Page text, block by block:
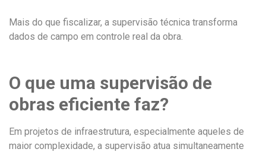
Mais do que fiscalizar, a supervisão técnica transforma
dados de campo em controle real da obra.
O que uma supervisão de
obras eficiente faz?
Em projetos de infraestrutura, especialmente aqueles de
maior complexidade, a supervisão atua simultaneamente